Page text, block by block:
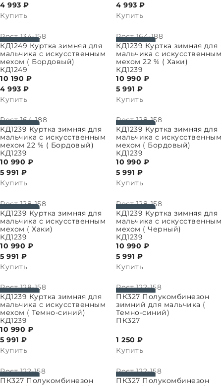
4 993 ₽
Купить
4 993 ₽
Купить
Рост 134-158
КД1249 Куртка зимняя для
мальчика с искусственным
мехом ( Бордовый)
КД1249
10 190 ₽
4 993 ₽
Купить
Рост 164-188
ВЫБРАТЬ ПАРАМЕТРЫКД1239 Куртка зимняя для
мальчика с искусственным
мехом 22 % ( Хаки)
КД1239
10 990 ₽
5 991 ₽
Купить
Рост 164-188
КД1239 Куртка зимняя для
мальчика с искусственным
мехом 22 % ( Бордовый)
КД1239
10 990 ₽
5 991 ₽
Купить
Рост 128-158
ВЫБРАТЬ ПАРАМЕТРЫКД1239 Куртка зимняя для
мальчика с искусственным
мехом ( Бордовый)
КД1239
10 990 ₽
5 991 ₽
Купить
Рост 128-158
КД1239 Куртка зимняя для
мальчика с искусственным
мехом ( Хаки)
КД1239
10 990 ₽
5 991 ₽
Купить
Рост 128-158
ВЫБРАТЬ ПАРАМЕТРЫКД1239 Куртка зимняя для
мальчика с искусственным
мехом ( Черный)
КД1239
10 990 ₽
5 991 ₽
Купить
Рост 128-158
КД1239 Куртка зимняя для
мальчика с искусственным
мехом ( Темно-синий)
КД1239
10 990 ₽
5 991 ₽
Купить
Рост 122-158
ВЫБРАТЬ ПАРАМЕТРЫПК327 Полукомбинезон
зимний для мальчика (
Темно-синий)
ПК327
1 250 ₽
Купить
Рост 122-158
ПК327 Полукомбинезон
Рост 122-158
ВЫБРАТЬ ПАРАМЕТРЫПК327 Полукомбинезон